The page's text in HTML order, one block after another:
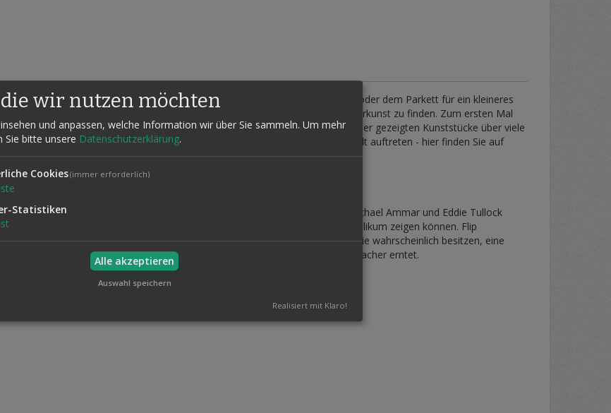
up-Kunststücke geschrieben, über Kunststücke also, die man auf der Bühne oder dem Parkett für ein kleineres
eine Herausforderung, gute Kunststücke für genau diesen Berecih der Zauberkunst zu finden. Zum ersten Mal
Zauberkünstler weltweit zusammengetragen. Jeder dieser Künstler hat die hier gezeigten Kunststücke über viele
vor einer kleinen Hochzeitsgesellschaft oder auf den größten Bühnen der Welt auftreten - hier finden Sie auf
nur noch brauchen, ist ein bisschen Zeit zum Üben ... und eine Bühne!
Klassikern neues Leben ein und demonstrieren, warum es Klassiker sind. Michael Ammar und Eddie Tullock
Kartentrick eine Routine machen können, die Sie auch vor größerem Publikum zeigen können. Flip
eine echte Sektflasche wird. Fielding West zeigt mit Requisiten, die Sie wahrscheinlich besitzen, eine
geht - außer natürlich Michael Finney, der mit dem 'großen Geld' große Lacher erntet.
wir nutzen möchten
und anpassen, welche Information wir über Sie sammeln. Um mehr
Sie bitte unsere Datenschutzerklärung.
Cookies(immer erforderlich)
Statistiken
Alle akzeptieren
Auswahl speichern
Realisiert mit Klaro!